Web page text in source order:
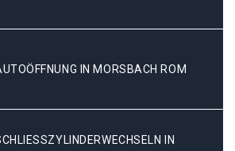
IN MORSBACH ROM
IN M